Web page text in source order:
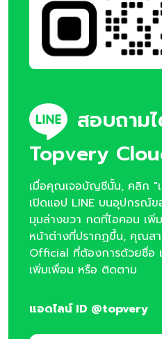
สอบถาม
Topvery
เมื่อคุณเจอบัญชีนั้น, คลิก "
เปิดแอป LINE บนอุปกรณ์
มุมล่างขวา กดที่ไอคอน เพิ่
หน้าต่างที่ปรากฏขึ้น, คุณส
Official ที่ต้องการด้วยชื่อ
เพิ่มเพื่อน หรือ ติดตาม
แอดไลน์ ID @topvery